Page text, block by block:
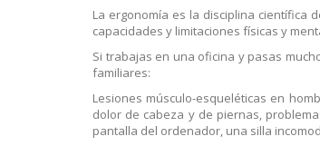
La ergonomía es la disciplina científica
capacidades y limitaciones físicas y
Si trabajas en una oficina y pasas
familiares:
Lesiones músculo-esqueléticas en
dolor de cabeza y de piernas,
pantalla del ordenador, una silla